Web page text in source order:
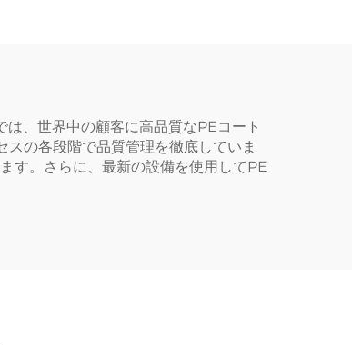
、世界中の顧客に高品質なPEコート
の各段階で品質管理を徹底していま
す。さらに、最新の設備を使用してPE